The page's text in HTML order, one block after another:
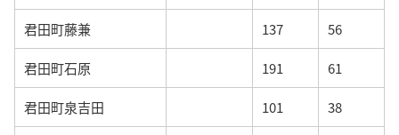
君田町藤兼 137 56
君田町石原 191 61
君田町泉吉田 101 38